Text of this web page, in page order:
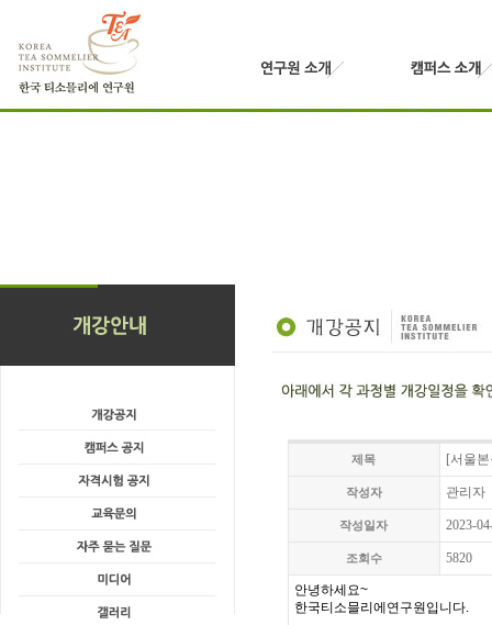
제목 [서울
작성자 관리자
작성일자 2023-
조회수 5820
안녕하세요~
한국티소믈리에연구원입니다.